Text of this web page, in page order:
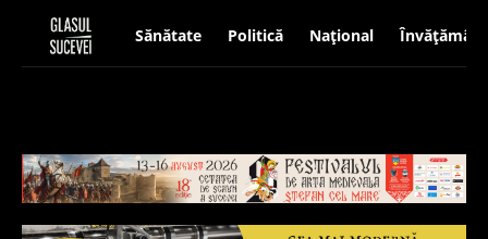
Sănătate Politică Național Învățământ